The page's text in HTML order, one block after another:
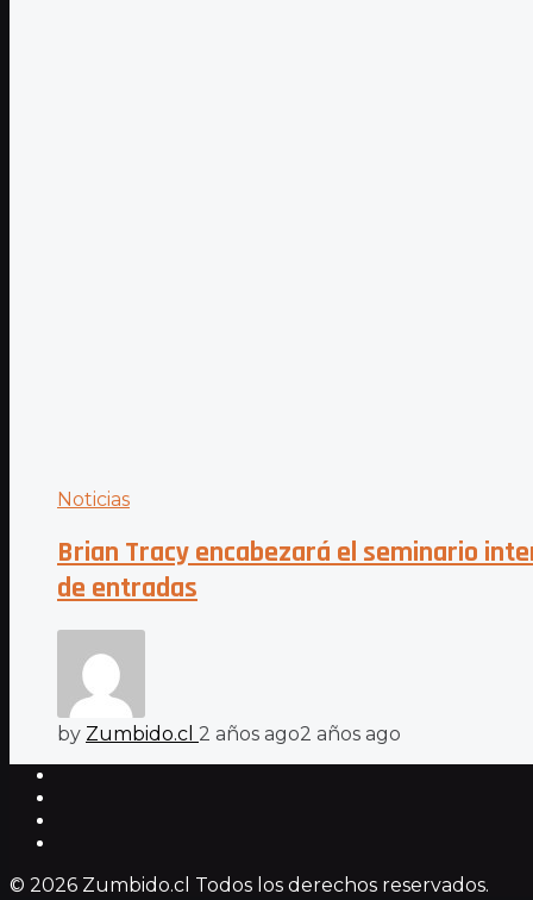
Noticias
Brian Tracy encabezará el seminario
de entradas
by Zumbido.cl 2 años ago2 años ago
© 2026 Zumbido.cl Todos los derechos reservados.